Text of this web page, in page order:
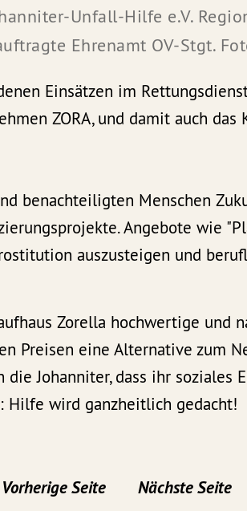
Unfall-Hilfe e.V.
Ehrenamt OV-Stgt.
Einsätzen im
ZORA, und damit auch das
benachteiligten Menschen
Angebote wie
auszusteigen und
Zorella hochwertige und
Preisen eine Alternative zum
Johanniter, dass ihr soziales
Hilfe wird ganzheitlich gedacht!
Vorherige Seite Nächste Seite